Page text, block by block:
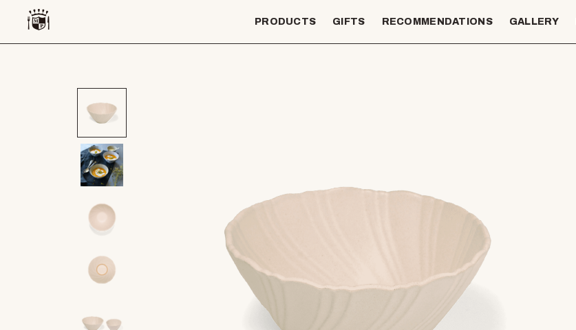
PRODUCTS GIFTS RECOMMENDATIONS GALLERY